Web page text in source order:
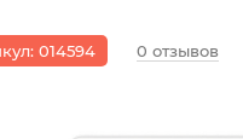
014594 0 отзывов